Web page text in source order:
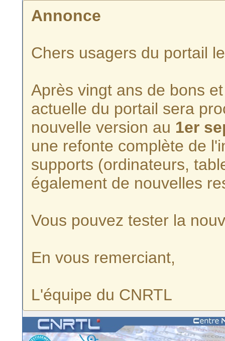
Annonce
Chers usagers du portail
Après vingt ans de bons
actuelle du portail sera
nouvelle version au 1er
une refonte complète de
supports (ordinateurs,
également de nouvelles
Vous pouvez tester la
En vous remerciant,
L'équipe du CNRTL